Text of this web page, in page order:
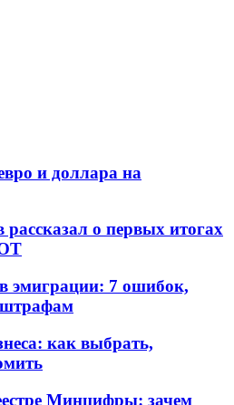
и доллара на
о первых итогах
эмиграции: 7 ошибок,
штрафам
как выбрать,
Минцифры: зачем